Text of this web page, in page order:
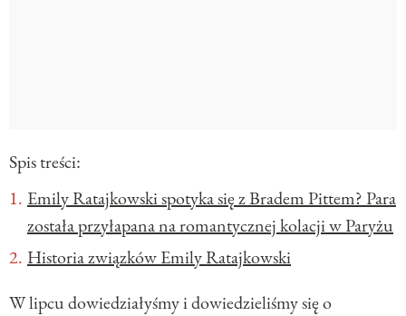
Spis treści:
Emily Ratajkowski spotyka się z Bradem Pittem? Para
została przyłapana na romantycznej kolacji w Paryżu
Historia związków Emily Ratajkowski
W lipcu dowiedziałyśmy i dowiedzieliśmy się o